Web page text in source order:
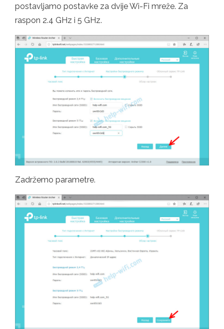
postavljamo postavke za dvije Wi-Fi mreže. Za
raspon 2.4 GHz i 5 GHz.
Zadržemo parametre.